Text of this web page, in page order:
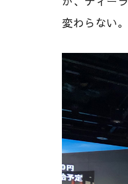
変わらない。